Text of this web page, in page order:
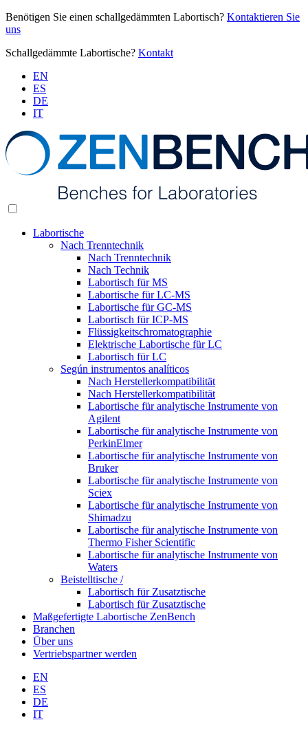
Benötigen Sie einen schallgedämmten Labortisch? Kontaktieren Sie
uns
Schallgedämmte Labortische? Kontakt
EN
ES
DE
IT
Labortische
Nach Trenntechnik
Nach Trenntechnik
Nach Technik
Labortisch für MS
Labortische für LC-MS
Labortische für GC-MS
Labortisch für ICP-MS
Flüssigkeitschromatographie
Elektrische Labortische für LC
Labortisch für LC
Según instrumentos analíticos
Nach Herstellerkompatibilität
Nach Herstellerkompatibilität
Labortische für analytische Instrumente von
Agilent
Labortische für analytische Instrumente von
PerkinElmer
Labortische für analytische Instrumente von
Bruker
Labortische für analytische Instrumente von
Sciex
Labortische für analytische Instrumente von
Shimadzu
Labortische für analytische Instrumente von
Thermo Fisher Scientific
Labortische für analytische Instrumente von
Waters
Beistelltische /
Labortisch für Zusatztische
Labortisch für Zusatztische
Maßgefertigte Labortische ZenBench
Branchen
Über uns
Vertriebspartner werden
EN
ES
DE
IT